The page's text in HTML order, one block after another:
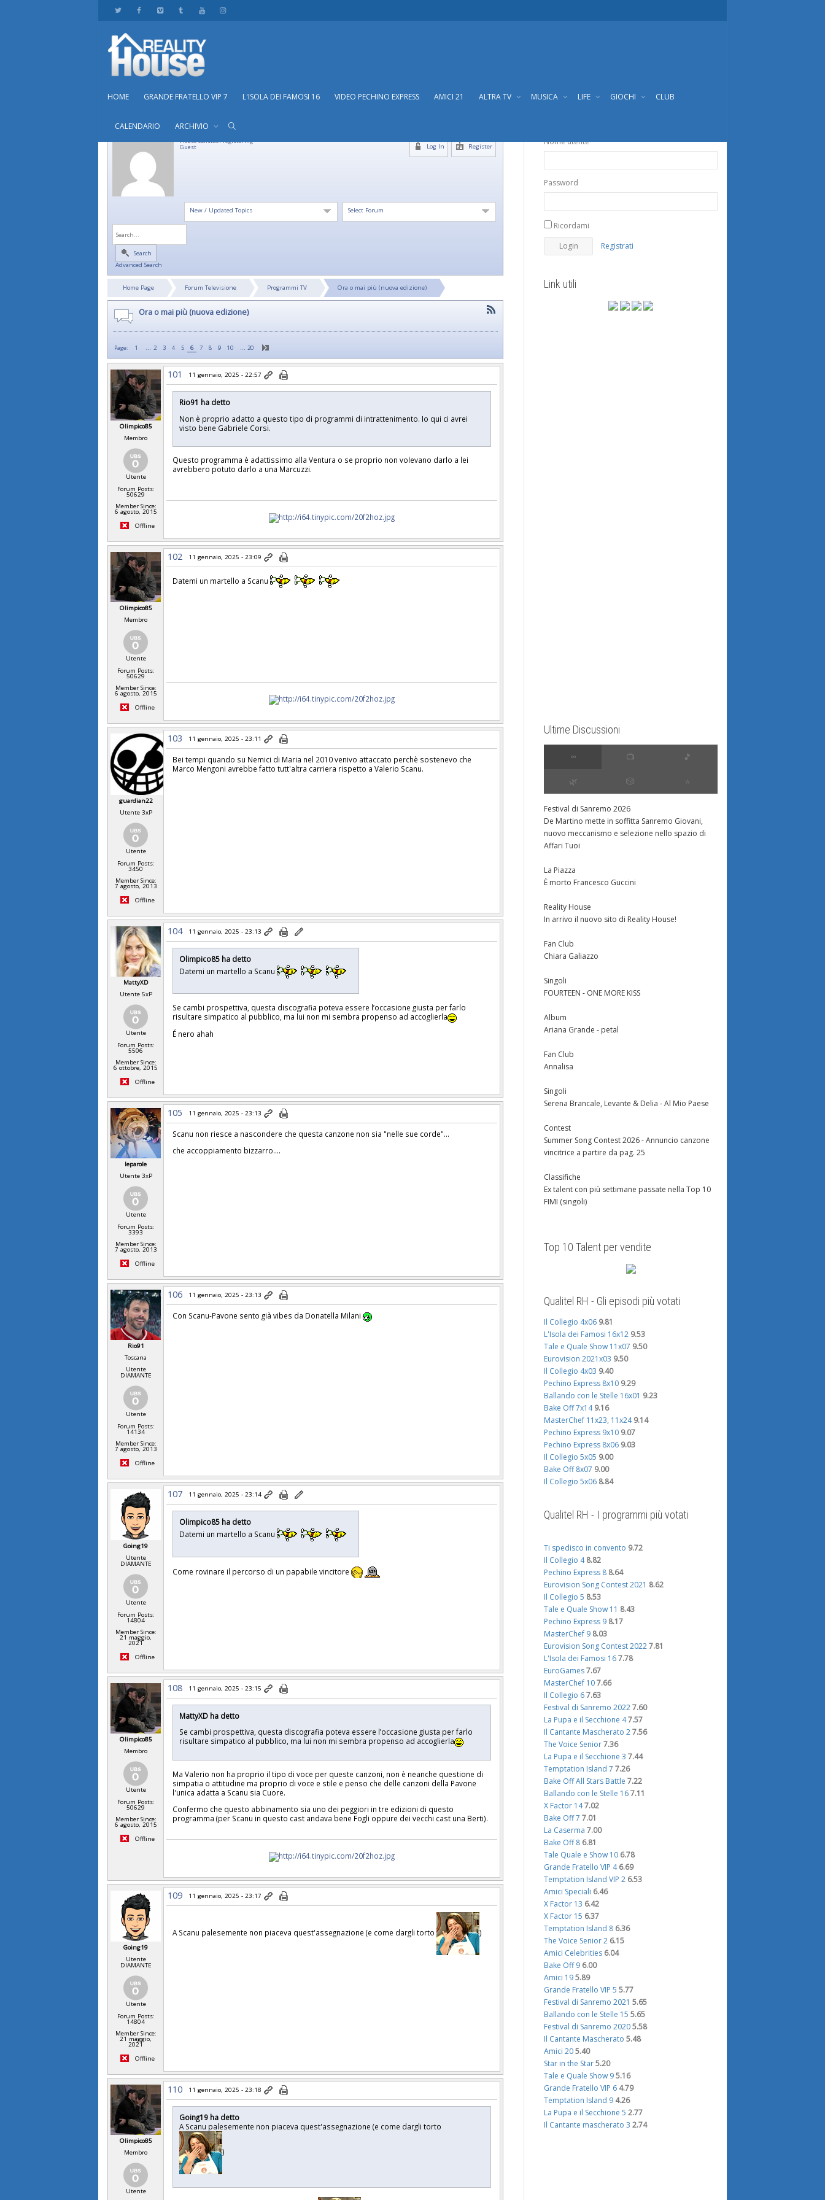
HOME GRANDE FRATELLO VIP 7 L'ISOLA DEI FAMOSI 16 VIDEO PECHINO EXPRESS AMICI 21 ALTRA TV MUSICA LIFE GIOCHI CLUB
CALENDARIO ARCHIVIO
Please consider registering
Guest Register
Log In
Select Forum
New / Updated Topics
Search
Advanced Search
Home Page Forum Televisione Programmi TV Ora o mai più (nuova edizione)
Ora o mai più (nuova edizione)
Page: 1 ... 2 3 4 5 6 7 8 9 10 … 20
Olimpico85
Membro
Utente
Forum Posts:
50629
Member Since:
6 agosto, 2015
Offline
101 11 gennaio, 2025 - 22:57
Rio91 ha detto
Non è proprio adatto a questo tipo di programmi di intrattenimento. Io qui ci avrei
visto bene Gabriele Corsi.
Questo programma è adattissimo alla Ventura o se proprio non volevano darlo a lei
avrebbero potuto darlo a una Marcuzzi.
Olimpico85
Membro
Utente
Forum Posts:
50629
Member Since:
6 agosto, 2015
Offline
102 11 gennaio, 2025 - 23:09
Datemi un martello a Scanu
guardian22
Utente 3xP
Utente
Forum Posts:
3450
Member Since:
7 agosto, 2013
Offline
103 11 gennaio, 2025 - 23:11
Bei tempi quando su Nemici di Maria nel 2010 venivo attaccato perchè sostenevo che
Marco Mengoni avrebbe fatto tutt'altra carriera rispetto a Valerio Scanu.
MattyXD
Utente 5xP
Utente
Forum Posts:
5506
Member Since:
6 ottobre, 2015
Offline
104 11 gennaio, 2025 - 23:13
Olimpico85 ha detto
Datemi un martello a Scanu
Se cambi prospettiva, questa discografia poteva essere l’occasione giusta per farlo
risultare simpatico al pubblico, ma lui non mi sembra propenso ad accoglierla
É nero ahah
leparole
Utente 3xP
Utente
Forum Posts:
3393
Member Since:
7 agosto, 2013
Offline
105 11 gennaio, 2025 - 23:13
Scanu non riesce a nascondere che questa canzone non sia "nelle sue corde"...
che accoppiamento bizzarro....
Rio91
Toscana
Utente
DIAMANTE
Utente
Forum Posts:
14134
Member Since:
7 agosto, 2013
Offline
106 11 gennaio, 2025 - 23:13
Con Scanu-Pavone sento già vibes da Donatella Milani
Going19
Utente
DIAMANTE
Utente
Forum Posts:
14804
Member Since:
21 maggio,
2021
Offline
107 11 gennaio, 2025 - 23:14
Olimpico85 ha detto
Datemi un martello a Scanu
Come rovinare il percorso di un papabile vincitore
Olimpico85
Membro
Utente
Forum Posts:
50629
Member Since:
6 agosto, 2015
Offline
108 11 gennaio, 2025 - 23:15
MattyXD ha detto
Se cambi prospettiva, questa discografia poteva essere l’occasione giusta per farlo
risultare simpatico al pubblico, ma lui non mi sembra propenso ad accoglierla
Ma Valerio non ha proprio il tipo di voce per queste canzoni, non è neanche questione di
simpatia o attitudine ma proprio di voce e stile e penso che delle canzoni della Pavone
l'unica adatta a Scanu sia Cuore.
Confermo che questo abbinamento sia uno dei peggiori in tre edizioni di questo
programma (per Scanu in questo cast andava bene Fogli oppure dei vecchi cast una Berti).
Going19
Utente
DIAMANTE
Utente
Forum Posts:
14804
Member Since:
21 maggio,
2021
Offline
109 11 gennaio, 2025 - 23:17
A Scanu palesemente non piaceva quest'assegnazione (e come dargli torto )
Olimpico85
Membro
Utente
110 11 gennaio, 2025 - 23:18
Going19 ha detto
A Scanu palesemente non piaceva quest'assegnazione (e come dargli torto
)
Nome utente
Password
Ricordami
Registrati
Link utili
Ultime Discussioni
∞ 📺 🎵
🌿 🎲 ⭐️
Festival di Sanremo 2026
De Martino mette in soffitta Sanremo Giovani,
nuovo meccanismo e selezione nello spazio di
Affari Tuoi
La Piazza
È morto Francesco Guccini
Reality House
In arrivo il nuovo sito di Reality House!
Fan Club
Chiara Galiazzo
Singoli
FOURTEEN - ONE MORE KISS
Album
Ariana Grande - petal
Fan Club
Annalisa
Singoli
Serena Brancale, Levante & Delia - Al Mio Paese
Contest
Summer Song Contest 2026 - Annuncio canzone
vincitrice a partire da pag. 25
Classifiche
Ex talent con più settimane passate nella Top 10
FIMI (singoli)
Top 10 Talent per vendite
Qualitel RH - Gli episodi più votati
Il Collegio 4x06 9.81
L'Isola dei Famosi 16x12 9.53
Tale e Quale Show 11x07 9.50
Eurovision 2021x03 9.50
Il Collegio 4x03 9.40
Pechino Express 8x10 9.29
Ballando con le Stelle 16x01 9.23
Bake Off 7x14 9.16
MasterChef 11x23, 11x24 9.14
Pechino Express 9x10 9.07
Pechino Express 8x06 9.03
Il Collegio 5x05 9.00
Bake Off 8x07 9.00
Il Collegio 5x06 8.84
Qualitel RH - I programmi più votati
Ti spedisco in convento 9.72
Il Collegio 4 8.82
Pechino Express 8 8.64
Eurovision Song Contest 2021 8.62
Il Collegio 5 8.53
Tale e Quale Show 11 8.43
Pechino Express 9 8.17
MasterChef 9 8.03
Eurovision Song Contest 2022 7.81
L'Isola dei Famosi 16 7.78
EuroGames 7.67
MasterChef 10 7.66
Il Collegio 6 7.63
Festival di Sanremo 2022 7.60
La Pupa e il Secchione 47.57
Il Cantante Mascherato 2 7.56
The Voice Senior 7.36
La Pupa e il Secchione 3 7.44
Temptation Island 7 7.26
Bake Off All Stars Battle 7.22
Ballando con le Stelle 16 7.11
X Factor 147.02
Bake Off 7 7.01
La Caserma 7.00
Bake Off 8 6.81
Tale Quale e Show 10 6.78
Grande Fratello VIP 4 6.69
Temptation Island VIP 2 6.53
Amici Speciali 6.46
X Factor 13 6.42
X Factor 15 6.37
Temptation Island 8 6.36
The Voice Senior 2 6.15
Amici Celebrities 6.04
Bake Off 9 6.00
Amici 19 5.89
Grande Fratello VIP 5 5.77
Festival di Sanremo 2021 5.65
Ballando con le Stelle 15 5.65
Festival di Sanremo 2020 5.58
Il Cantante Mascherato 5.48
Amici 20 5.40
Star in the Star 5.20
Tale e Quale Show 9 5.16
Grande Fratello VIP 6 4.79
Temptation Island 9 4.26
La Pupa e il Secchione 5 2.77
Il Cantante mascherato 3 2.74